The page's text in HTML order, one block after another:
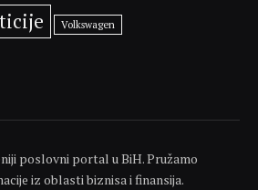
Volkswagen
poslovni portal u BiH. Pružamo
iz oblasti biznisa i finansija.